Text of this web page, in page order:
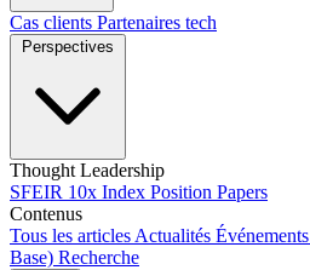
Cas clients Partenaires tech
Perspectives
Thought Leadership
SFEIR 10x Index Position Papers
Contenus
Tous les articles Actualités Événements
Base) Recherche